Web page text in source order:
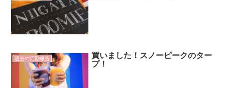
過去の活動報告
買いました！スノーピークのター
プ！